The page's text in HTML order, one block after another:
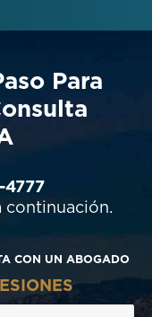
Para
4777
CON UN ABOGADO